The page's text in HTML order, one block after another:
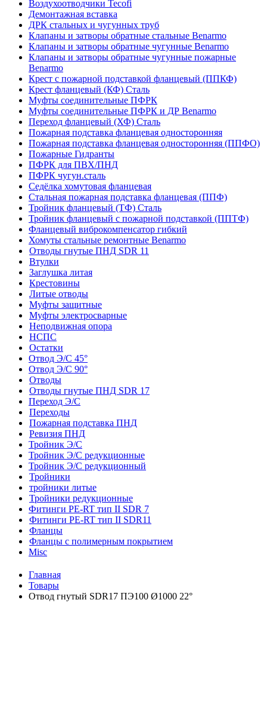
Воздухоотводчики Tecofi
Демонтажная вставка
ДРК стальных и чугунных труб
Клапаны и затворы обратные стальные Benarmo
Клапаны и затворы обратные чугунные Benarmo
Клапаны и затворы обратные чугунные пожарные
Benarmo
Крест с пожарной подставкой фланцевый (ППКФ)
Крест фланцевый (КФ) Сталь
Муфты соединительные ПФРК
Муфты соединительные ПФРК и ДР Benarmo
Переход фланцевый (ХФ) Сталь
Пожарная подставка фланцевая односторонняя
Пожарная подставка фланцевая односторонняя (ППФО)
Пожарные Гидранты
ПФРК для ПВХ/ПНД
ПФРК чугун.сталь
Седёлка хомутовая фланцевая
Стальная пожарная подставка фланцевая (ППФ)
Тройник фланцевый (ТФ) Сталь
Тройник фланцевый с пожарной подставкой (ППТФ)
Фланцевый виброкомпенсатор гибкий
Хомуты стальные ремонтные Benarmo
Отводы гнутые ПНД SDR 11
Втулки
Заглушка литая
Крестовины
Литые отводы
Муфты защитные
Муфты электросварные
Неподвижная опора
НСПС
Остатки
Отвод Э/С 45°
Отвод Э/С 90°
Отводы
Отводы гнутые ПНД SDR 17
Переход Э/С
Переходы
Пожарная подставка ПНД
Ревизия ПНД
Тройник Э/С
Тройник Э/С редукционные
Тройник Э/С редукционный
Тройники
тройники литые
Тройники редукционные
Фитинги PE-RT тип II SDR 7
Фитинги PE-RT тип II SDR11
Фланцы
Фланцы с полимерным покрытием
Misc
Главная
Товары
Отвод гнутый SDR17 ПЭ100 Ø1000 22°